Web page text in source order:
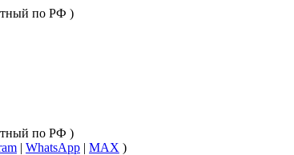
по РФ )
по РФ )
| WhatsApp | MAX )